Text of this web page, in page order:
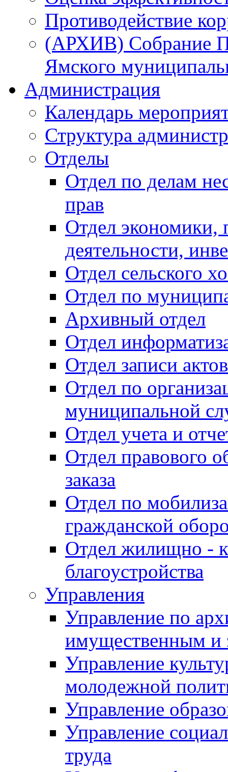
Противодействие
(АРХИВ) Собрание
Ямского
Администрация
Календарь
Структура
Отделы
Отдел по делам
прав
Отдел экономики,
деятельности,
Отдел сельского
Отдел по
Архивный отдел
Отдел
Отдел записи
Отдел по
муниципальной
Отдел учета и
Отдел правового
заказа
Отдел по
гражданской
Отдел жилищно -
благоустройства
Управления
Управление по
имущественным и
Управление
молодежной
Управление
Управление
труда